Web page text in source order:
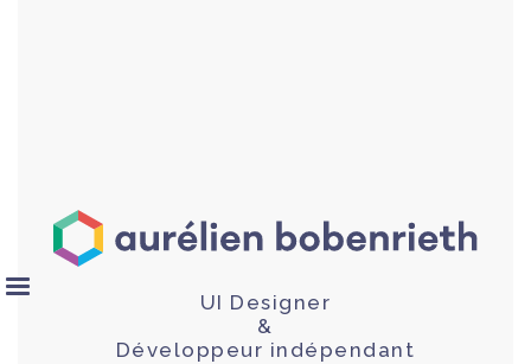
UI Designer
&
Développeur indépendant